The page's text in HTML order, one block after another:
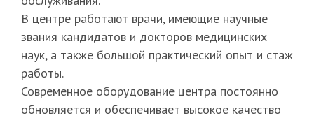
В центре работают врачи, имеющие научные
звания кандидатов и докторов медицинских
наук, а также большой практический опыт и стаж
работы.
Современное оборудование центра постоянно
обновляется и обеспечивает высокое качество